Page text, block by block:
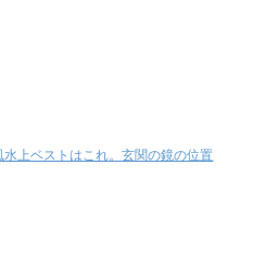
水上ベストはこれ。玄関の鏡の位置